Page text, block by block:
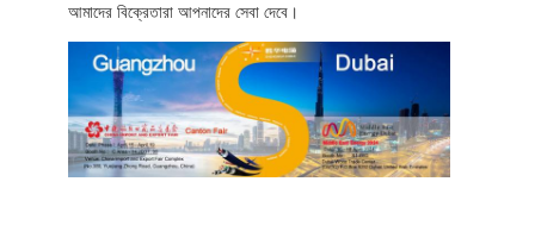
উদ্ধৃতির
আবেদন
আমাদের বিক্রেতারা আপনাদের সেবা দেবে।